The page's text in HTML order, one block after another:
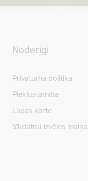
Noderīgi
Privātuma politika
Piekļūstamība
Lapas karte
Sīkdatņu izvēles maiņa